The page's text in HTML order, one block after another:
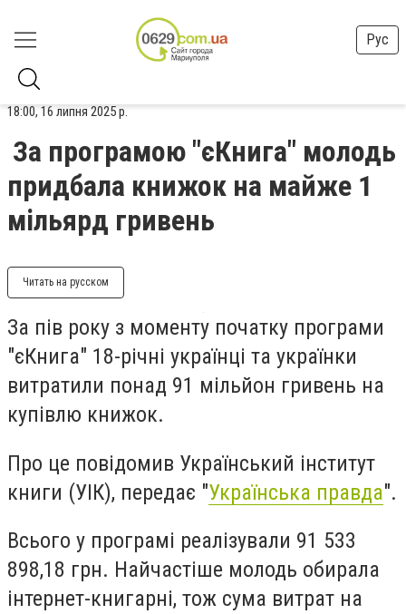
Рус
18:00, 16 липня 2025 р.
За програмою "єКнига" молодь
придбала книжок на майже 1
мільярд гривень
Читать на русском
За пів року з моменту початку програми
"єКнига" 18-річні українці та українки
витратили понад 91 мільйон гривень на
купівлю книжок.
Про це повідомив Український інститут
книги (УІК), передає "Українська правда".
Всього у програмі реалізували 91 533
898,18 грн. Найчастіше молодь обирала
інтернет-книгарні, тож сума витрат на